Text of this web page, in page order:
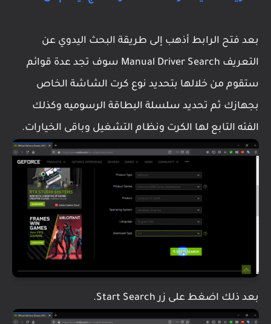
بعد فتح الرابط أذهب إلى طريقة البحث اليدوي عن
التعريف Manual Driver Search سوف تجد عدة قوائم
ستقوم من خلالها بتحديد نوع كرت الشاشة الخاص
بجهازك ثم تحديد سلسلة البطاقة الرسوميه وكذلك
الفئه التابع لها الكرت ونظام التشغيل وباقى الخيارات.
بعد ذلك اضغط على زر Start Search.